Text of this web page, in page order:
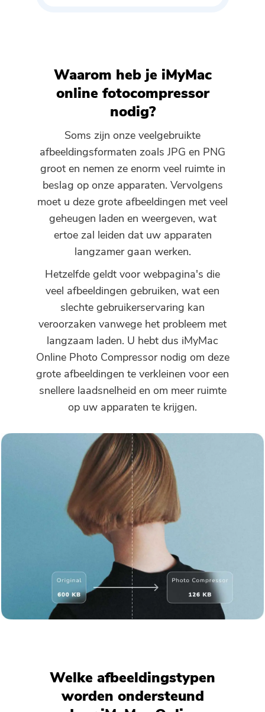
Waarom heb je iMyMac
online fotocompressor
nodig?
Soms zijn onze veelgebruikte
afbeeldingsformaten zoals JPG en PNG
groot en nemen ze enorm veel ruimte in
beslag op onze apparaten. Vervolgens
moet u deze grote afbeeldingen met veel
geheugen laden en weergeven, wat
ertoe zal leiden dat uw apparaten
langzamer gaan werken.
Hetzelfde geldt voor webpagina's die
veel afbeeldingen gebruiken, wat een
slechte gebruikerservaring kan
veroorzaken vanwege het probleem met
langzaam laden. U hebt dus iMyMac
Online Photo Compressor nodig om deze
grote afbeeldingen te verkleinen voor een
snellere laadsnelheid en om meer ruimte
op uw apparaten te krijgen.
Welke afbeeldingstypen
worden ondersteund